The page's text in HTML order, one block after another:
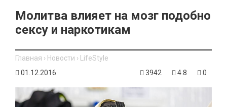
​Молитва влияет на мозг подобно
сексу и наркотикам
Главная › Новости › LifeStyle
01.12.2016
3942 4.8 0